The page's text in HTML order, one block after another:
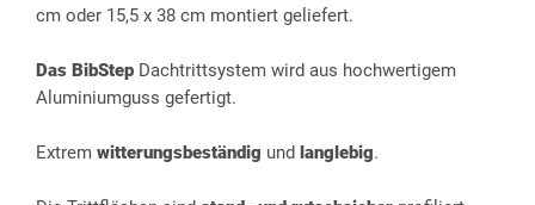
cm oder 15,5 x 38 cm montiert geliefert.
Das BibStep Dachtrittsystem wird aus hochwertigem
Aluminiumguss gefertigt.
Extrem witterungsbeständig und langlebig.